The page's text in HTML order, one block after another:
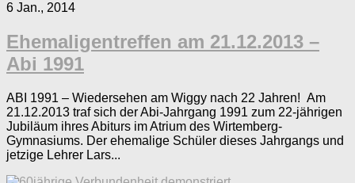
6 Jan., 2014
Ehemaligentreffen am 21.12.2013 –
Abi 1991
ABI 1991 – Wiedersehen am Wiggy nach 22 Jahren! Am
21.12.2013 traf sich der Abi-Jahrgang 1991 zum 22-jährigen
Jubiläum ihres Abiturs im Atrium des Wirtemberg-
Gymnasiums. Der ehemalige Schüler dieses Jahrgangs und
jetzige Lehrer Lars...